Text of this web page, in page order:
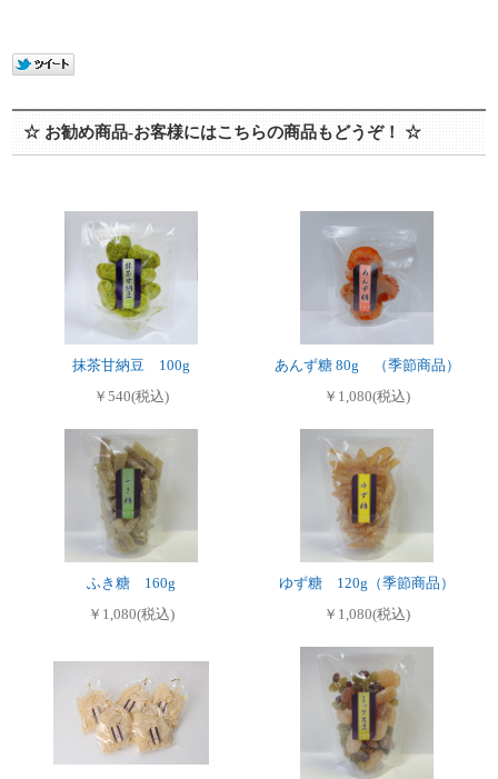
☆ お勧め商品-お客様にはこちらの商品もどうぞ！ ☆
抹茶甘納豆 100g
￥540(税込)
あんず糖 80g （季節商品）
￥1,080(税込)
ふき糖 160g
￥1,080(税込)
ゆず糖 120g（季節商品）
￥1,080(税込)